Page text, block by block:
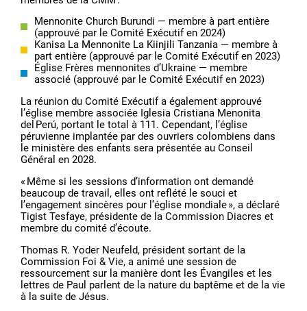
Mennonite Church Burundi — membre à part entière
(approuvé par le Comité Exécutif en 2024)
Kanisa La Mennonite La Kiinjili Tanzania — membre à
part entière (approuvé par le Comité Exécutif en 2023)
Église Frères mennonites d’Ukraine — membre
associé (approuvé par le Comité Exécutif en 2023)
La réunion du Comité Exécutif a également approuvé
l’église membre associée Iglesia Cristiana Menonita
del Perú, portant le total à 111. Cependant, l’église
péruvienne implantée par des ouvriers colombiens dans
le ministère des enfants sera présentée au Conseil
Général en 2028.
« Même si les sessions d’information ont demandé
beaucoup de travail, elles ont reflété le souci et
l’engagement sincères pour l’église mondiale », a déclaré
Tigist Tesfaye, présidente de la Commission Diacres et
membre du comité d’écoute.
Thomas R. Yoder Neufeld, président sortant de la
Commission Foi & Vie, a animé une session de
ressourcement sur la manière dont les Évangiles et les
lettres de Paul parlent de la nature du baptême et de la vie
à la suite de Jésus.